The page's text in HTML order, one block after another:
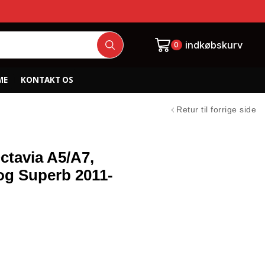
0 indkøbskurv
KONTAKT OS
Retur til forrige side
A5/A7,
Superb 2011-